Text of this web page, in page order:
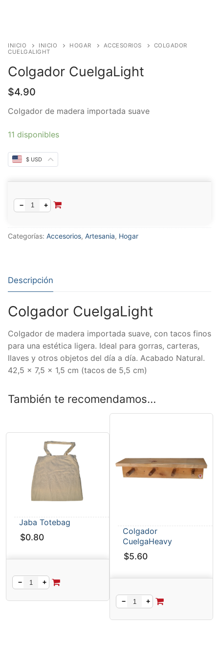
INICIO INICIO HOGAR ACCESORIOS
COLGADOR
CUELGALIGHT
Colgador CuelgaLight
$4.90
Colgador de madera importada suave
11 disponibles
$ USD
− +
Categorías: Accesorios, Artesania, Hogar
Descripción
Colgador CuelgaLight
Colgador de madera importada suave, con tacos finos
para una estética ligera. Ideal para gorras, carteras,
llaves y otros objetos del día a día. Acabado Natural.
42,5 x 7,5 x 1,5 cm (tacos de 5,5 cm)
También te recomendamos…
Jaba Totebag
$0.80
− +
Colgador
CuelgaHeavy
$5.60
− +